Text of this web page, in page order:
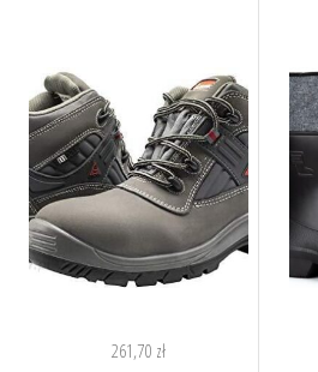
261,70 zł